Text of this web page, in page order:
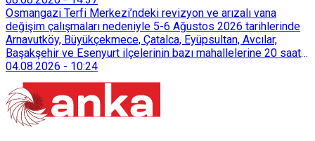
Osmangazi Terfi Merkezi’ndeki revizyon ve arızalı vana
değişim çalışmaları nedeniyle 5-6 Ağustos 2026 tarihlerinde
Arnavutköy, Büyükçekmece, Çatalca, Eyüpsultan, Avcılar,
Başakşehir ve Esenyurt ilçelerinin bazı mahallelerine 20 saat
süreyle su verilemeyecek.
04.08.2026 - 10:24